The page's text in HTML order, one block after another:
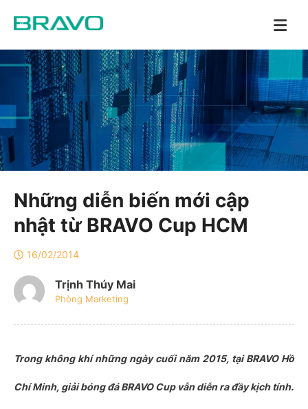
Những diễn biến mới cập
nhật từ BRAVO Cup HCM
16/02/2014
Trịnh Thúy Mai
Phòng Marketing
Trong không khí những ngày cuối năm 2015, tại BRAVO Hồ
Chí Minh, giải bóng đá BRAVO Cup vẫn diễn ra đầy kịch tính.